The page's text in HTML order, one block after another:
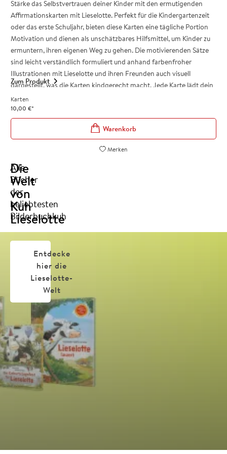
Stärke das Selbstvertrauen deiner Kinder mit den ermutigenden
Affirmationskarten mit Lieselotte. Perfekt für die Kindergartenzeit
oder das erste Schuljahr, bieten diese Karten eine tägliche Portion
Motivation und dienen als unschätzbares Hilfsmittel, um Kinder zu
ermuntern, ihren eigenen Weg zu gehen. Die motivierenden Sätze
sind leicht verständlich formuliert und anhand farbenfroher
Illustrationen mit Lieselotte und ihren Freunden auch visuell
dargestellt, was die Karten kindgerecht macht. Jede Karte lädt dein
Kind dazu ein,
Raum der persönlichen Entfaltung zu erleben.
Gib deinem Kind das Werkzeug an die Hand, um jeden Tag mit Mut
und Zuversicht anzugehen.
Fördert Selbstbewusstsein und Zuversicht bei
Jahren
Praktisches Format: Kärtchen passen ideal in Pausenbrotbox,
Kindergartentasche oder Schulranzen
Toll als Geschenk für besondere Anlässe wie Geburtstage,
Kindergartenabschied oder Schulanfang
Zum Produkt
Karten
10,00 €*
Merken
Alle
Bücher
der
beliebtesten
Bilderbuchkuh
Die
Welt
von
Kuh
Lieselotte
Entdecke
hier die
Lieselotte-
Welt